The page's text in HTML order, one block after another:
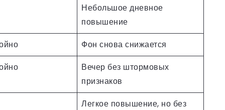
Небольшое дневное
повышение
Фон снова снижается
Вечер без штормовых
признаков
Легкое повышение, но без